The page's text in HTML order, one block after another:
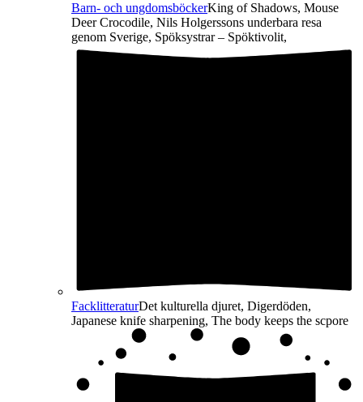
Barn- och ungdomsböckerKing of Shadows, Mouse
Deer Crocodile, Nils Holgerssons underbara resa
genom Sverige, Spöksystrar – Spöktivolit,
FacklitteraturDet kulturella djuret, Digerdöden,
Japanese knife sharpening, The body keeps the scpore